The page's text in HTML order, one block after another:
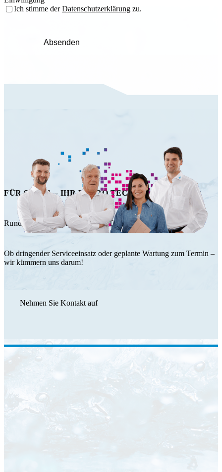
Ich stimme derDatenschutzerklärung zu.
Absenden
FÜR SIE DA – IHR HAPRO TECHNIK TEAM!
Rundum Service durch das HT Team.
Ob dringender Serviceeinsatz oder geplante Wartung zum Termin –
wir kümmern uns darum!
Nehmen Sie Kontakt auf